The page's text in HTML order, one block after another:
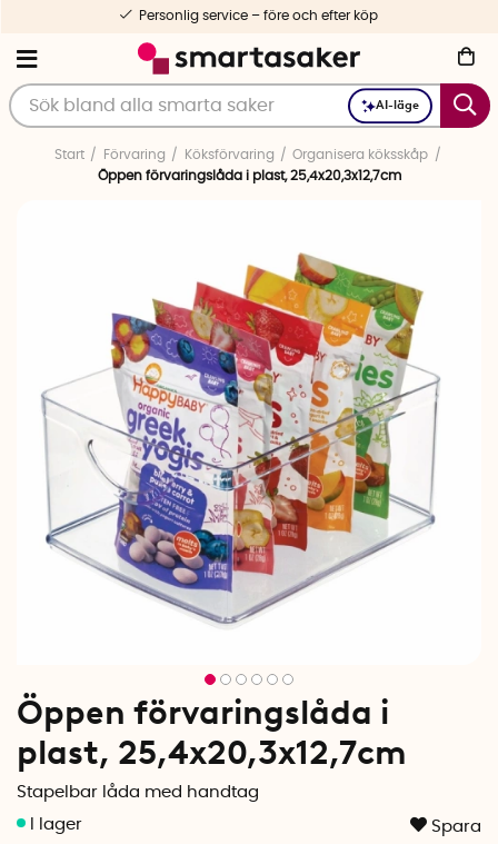
AI-läge
Personlig service – före och efter köp
Start Förvaring Köksförvaring
Organisera köksskåp
Öppen förvaringslåda i plast, 25,4x20,3x12,7cm
Öppen förvaringslåda i
plast, 25,4x20,3x12,7cm
Stapelbar låda med handtag
Spara